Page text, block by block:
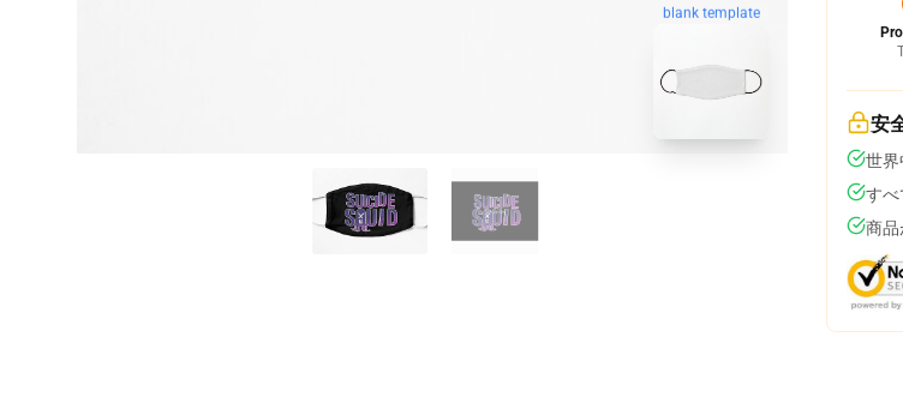
blank template
安
世界
すべ
商品